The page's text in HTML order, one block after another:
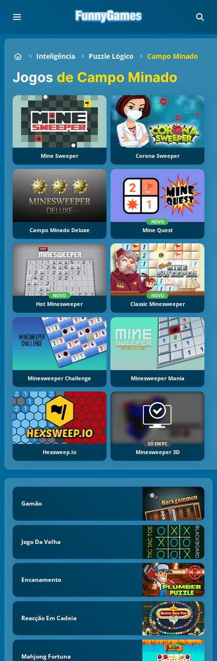
Inteligência Puzzle Lógico Campo Minado
Jogos de Campo Minado
Mine Sweeper Corona Sweeper
Campo Minado Deluxe
NOVO
Mine Quest
NOVO
Hot Minesweeper
NOVO
Classic Minesweeper
Minesweeper Challenge Minesweeper Mania
Hexsweep.io
SÓ EM PC
Minesweeper 3D
Gamão
Jogo Da Velha
Encanamento
Reacção Em Cadeia
Mahjong Fortuna